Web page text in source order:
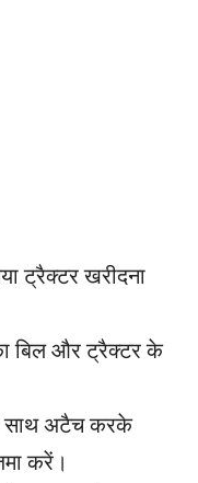
ट्रैक्टर खरीदना
बिल और ट्रैक्टर के
साथ अटैच करके
करें।